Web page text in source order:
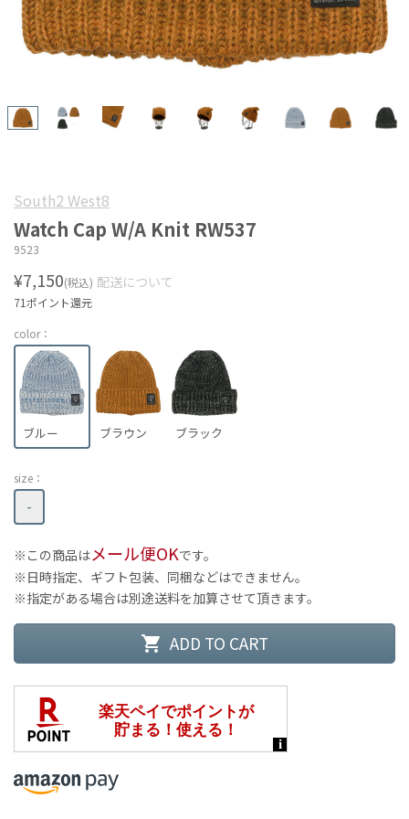
South2 West8
Watch Cap W/A Knit RW537
9523
¥7,150(税込) 配送について
71ポイント還元
color：
ブルー ブラウン ブラック
size：
-
この商品はメール便OKです。
日時指定、ギフト包装、同梱などはできません。
指定がある場合は別途送料を加算させて頂きます。
shopping_cart ADD TO CART